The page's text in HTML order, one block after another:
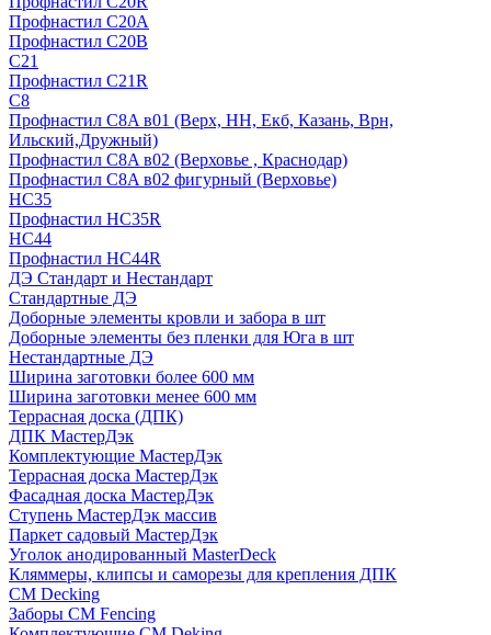
Профнастил С20А
Профнастил С20В
C21
Профнастил С21R
C8
Профнастил С8A в01 (Верх, НН, Екб, Казань, Врн,
Ильский,Дружный)
Профнастил С8A в02 (Верховье , Краснодар)
Профнастил С8A в02 фигурный (Верховье)
HС35
Профнастил HC35R
НС44
Профнастил НС44R
ДЭ Стандарт и Нестандарт
Стандартные ДЭ
Доборные элементы кровли и забора в шт
Доборные элементы без пленки для Юга в шт
Нестандартные ДЭ
Ширина заготовки более 600 мм
Ширина заготовки менее 600 мм
Террасная доска (ДПК)
ДПК МастерДэк
Комплектующие МастерДэк
Террасная доска МастерДэк
Фасадная доска МастерДэк
Ступень МастерДэк массив
Паркет садовый МастерДэк
Уголок анодированный MasterDeck
Кляммеры, клипсы и саморезы для крепления ДПК
CM Decking
Заборы CM Fencing